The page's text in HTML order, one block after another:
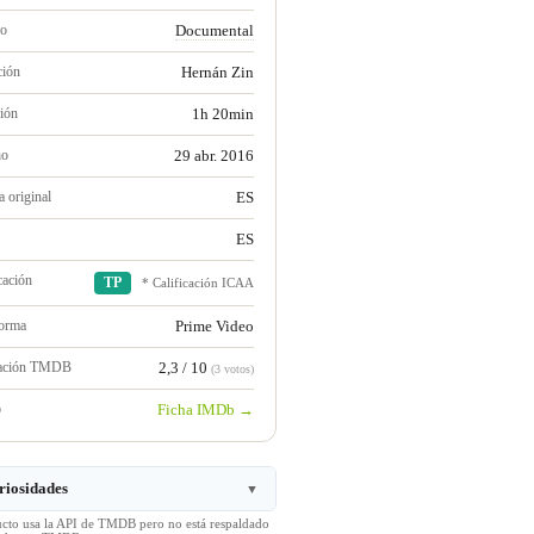
Documental
Hernán Zin
1h 20min
29 abr. 2016
original ES
ES
TP * Calificación ICAA
Prime Video
TMDB 2,3 / 10 (3 votos)
Ficha IMDb →
▼
usa la API de TMDB pero no está respaldado